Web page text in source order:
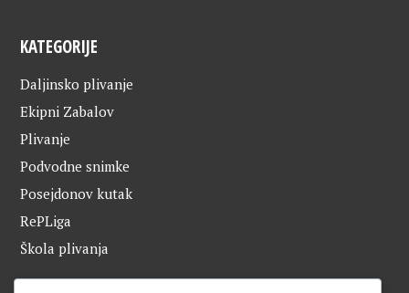
KATEGORIJE
Daljinsko plivanje
Ekipni Zabalov
Plivanje
Podvodne snimke
Posejdonov kutak
RePLiga
Škola plivanja